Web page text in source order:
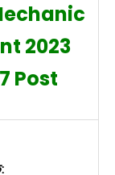
2023
Post